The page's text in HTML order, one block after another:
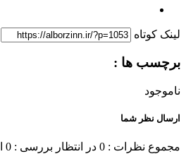
لینک کوتاه
برچسب ها :
ناموجود
ارسال نظر شما
مجموع نظرات : 0 در انتظار بررسی : 0